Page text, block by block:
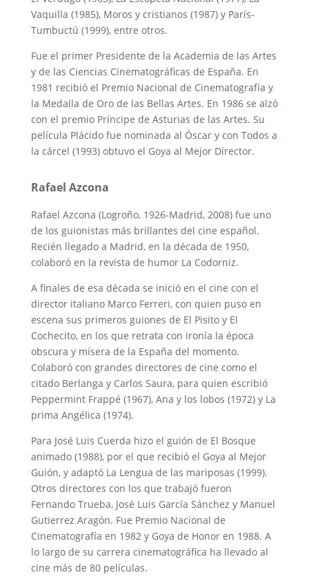
Vaquilla (1985), Moros y cristianos (1987) y París-
Tumbuctú (1999), entre otros.
Fue el primer Presidente de la Academia de las Artes
y de las Ciencias Cinematográficas de España. En
1981 recibió el Premio Nacional de Cinematografía y
la Medalla de Oro de las Bellas Artes. En 1986 se alzó
con el premio Príncipe de Asturias de las Artes. Su
película Plácido fue nominada al Óscar y con Todos a
la cárcel (1993) obtuvo el Goya al Mejor Director.
Rafael Azcona
Rafael Azcona (Logroño, 1926-Madrid, 2008) fue uno
de los guionistas más brillantes del cine español.
Recién llegado a Madrid, en la década de 1950,
colaboró en la revista de humor La Codorniz.
A finales de esa década se inició en el cine con el
director italiano Marco Ferreri, con quien puso en
escena sus primeros guiones de El Pisito y El
Cochecito, en los que retrata con ironía la época
obscura y mísera de la España del momento.
Colaboró con grandes directores de cine como el
citado Berlanga y Carlos Saura, para quien escribió
Peppermint Frappé (1967), Ana y los lobos (1972) y La
prima Angélica (1974).
Para José Luis Cuerda hizo el guión de El Bosque
animado (1988), por el que recibió el Goya al Mejor
Guión, y adaptó La Lengua de las mariposas (1999).
Otros directores con los que trabajó fueron
Fernando Trueba, José Luis García Sánchez y Manuel
Gutierrez Aragón. Fue Premio Nacional de
Cinematografía en 1982 y Goya de Honor en 1988. A
lo largo de su carrera cinematográfica ha llevado al
cine más de 80 películas.